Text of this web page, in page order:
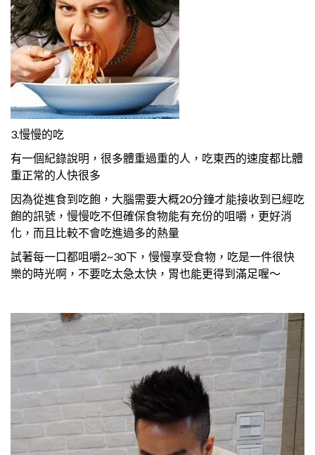
3.慢慢的吃
有一個紀錄說明，很多體重過重的人，吃東西的速度都比體
重正常的人快很多
因為從進食到吃飽，大腦需要大概20分鐘才能接收到已經吃
飽的訊號，慢慢吃不但確保食物能有充份的咀嚼，更好消
化，而且比較不會吃進過多的熱量
試著每一口都咀嚼2~30下，慢慢享受食物，吃是一件很快
樂的時光啊，不要吃太急太快，胃也能更得到滿足喔～